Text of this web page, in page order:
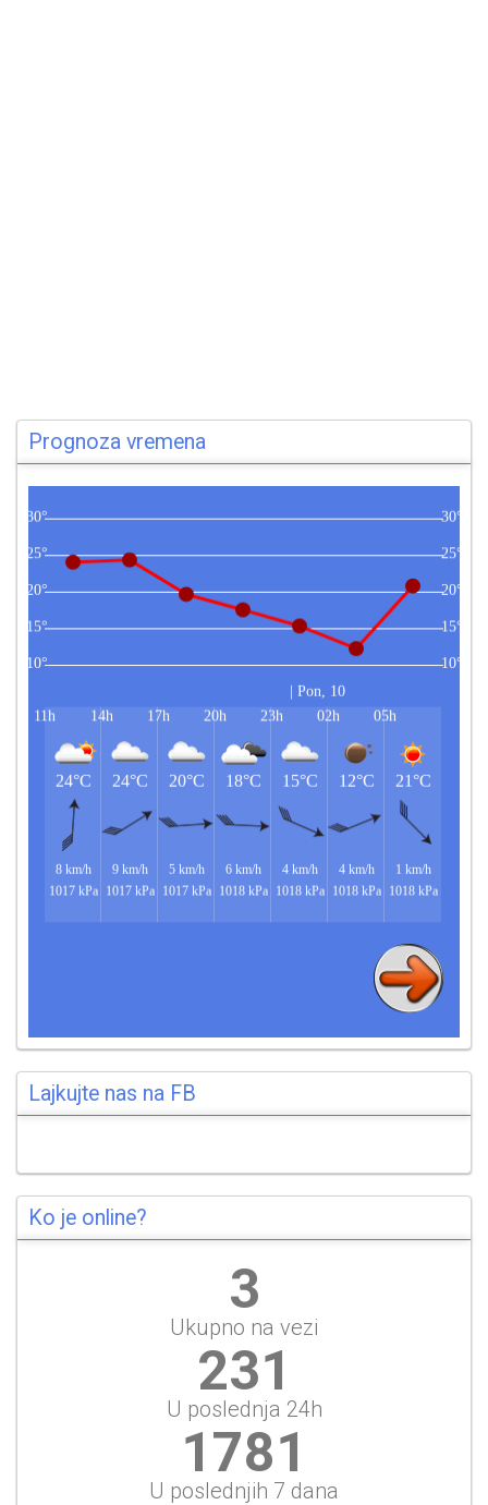
Prognoza vremena
Lajkujte nas na FB
Ko je online?
3
Ukupno na vezi
247
U poslednja 24h
1908
U poslednjih 7 dana